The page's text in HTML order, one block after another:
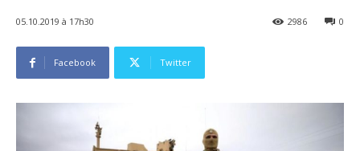
05.10.2019 à 17h30 0
2986
Facebook Twitter